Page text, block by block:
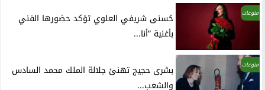
منوعات
حُسنى شريفي العلوي تؤكد حضورها الفني
بأغنية ”أنا...
منوعات
بشرى حجيج تهنئ جلالة الملك محمد السادس
والشعب...